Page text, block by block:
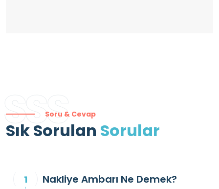
SSSSoru & Cevap
Sık Sorulan Sorular
Nakliye Ambarı Ne Demek?